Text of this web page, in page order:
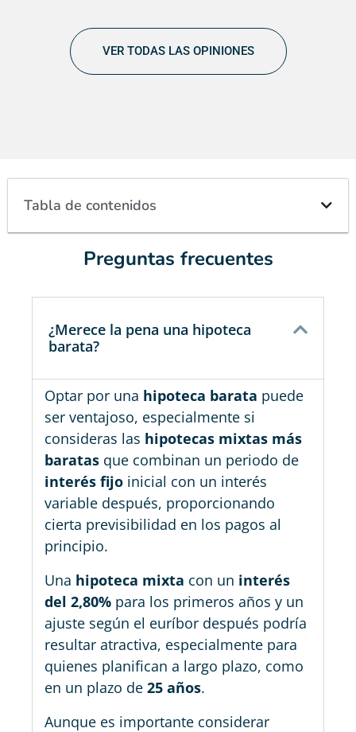
VER TODAS LAS OPINIONES
Tabla de contenidos
Preguntas frecuentes
¿Merece la pena una hipoteca
barata?
Optar por una hipoteca barata puede
ser ventajoso, especialmente si
consideras las hipotecas mixtas más
baratas que combinan un periodo de
interés fijo inicial con un interés
variable después, proporcionando
cierta previsibilidad en los pagos al
principio.
Una hipoteca mixta con un interés
del 2,80% para los primeros años y un
ajuste según el euríbor después podría
resultar atractiva, especialmente para
quienes planifican a largo plazo, como
en un plazo de 25 años.
Aunque es importante considerar